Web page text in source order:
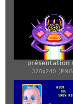
présentation
320x240